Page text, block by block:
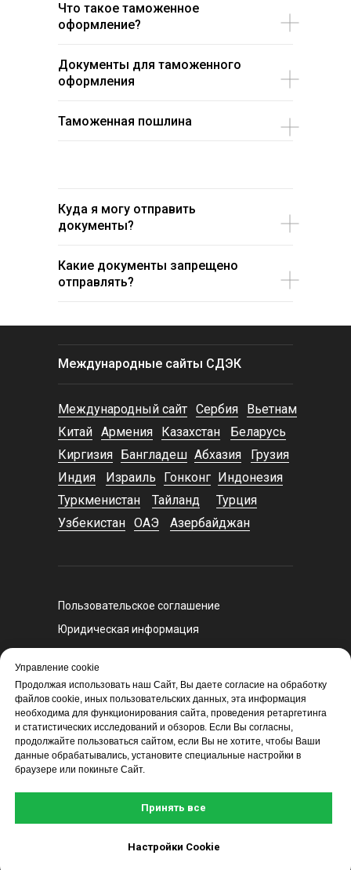
Что такое таможенное
оформление?
Документы для таможенного
оформления
Таможенная пошлина
Куда я могу отправить
документы?
Какие документы запрещено
отправлять?
Международные сайты СДЭК
Сербия
Вьетнам
Китай Армения Казахстан
Беларусь
Киргизия Бангладеш Абхазия Грузия
Международный сайт
Индия Израиль Гонконг Индонезия
Туркменистан
Турция
Узбекистан ОАЭ Азербайджан
Тайланд
©2000–2026, Курьерская компания СДЭК
Пользовательское соглашение
Юридическая информация
Политика экспертного и санкционного
контроля
Управление cookie
Продолжая использовать наш Сайт, Вы даете согласие на обработку
файлов cookie, иных пользовательских данных, эта информация
необходима для функционирования сайта, проведения ретаргетинга
и статистических исследований и обзоров. Если Вы согласны,
продолжайте пользоваться сайтом, если Вы не хотите, чтобы Ваши
данные обрабатывались, установите специальные настройки в
браузере или покиньте Сайт.
Принять все
Настройки Cookie